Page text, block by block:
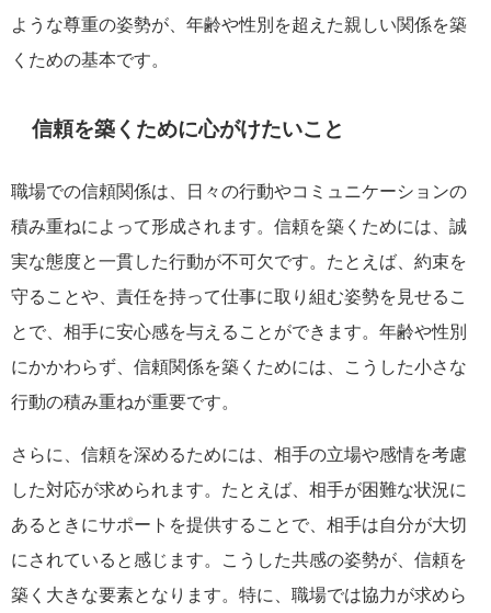
ような尊重の姿勢が、年齢や性別を超えた親しい関係を築
くための基本です。
信頼を築くために心がけたいこと
職場での信頼関係は、日々の行動やコミュニケーションの
積み重ねによって形成されます。信頼を築くためには、誠
実な態度と一貫した行動が不可欠です。たとえば、約束を
守ることや、責任を持って仕事に取り組む姿勢を見せるこ
とで、相手に安心感を与えることができます。年齢や性別
にかかわらず、信頼関係を築くためには、こうした小さな
行動の積み重ねが重要です。
さらに、信頼を深めるためには、相手の立場や感情を考慮
した対応が求められます。たとえば、相手が困難な状況に
あるときにサポートを提供することで、相手は自分が大切
にされていると感じます。こうした共感の姿勢が、信頼を
築く大きな要素となります。特に、職場では協力が求めら